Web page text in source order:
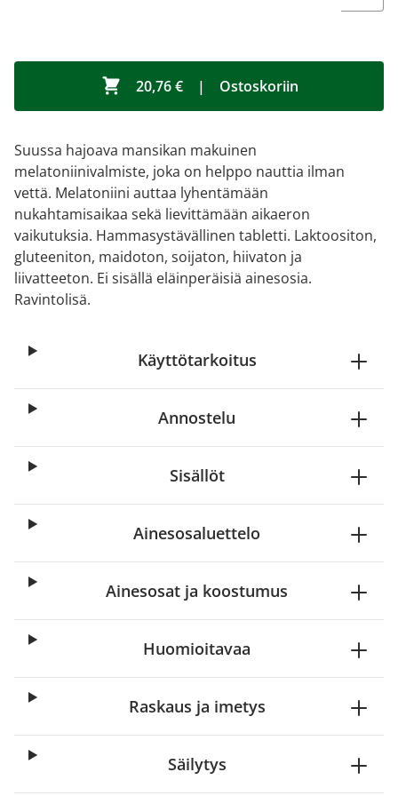
20,76 € | Ostoskoriin
Suussa hajoava mansikan makuinen
melatoniinivalmiste, joka on helppo nauttia ilman
vettä. Melatoniini auttaa lyhentämään
nukahtamisaikaa sekä lievittämään aikaeron
vaikutuksia. Hammasystävällinen tabletti. Laktoositon,
gluteeniton, maidoton, soijaton, hiivaton ja
liivatteeton. Ei sisällä eläinperäisiä ainesosia.
Ravintolisä.
Käyttötarkoitus
Annostelu
Sisällöt
Ainesosaluettelo
Ainesosat ja koostumus
Huomioitavaa
Raskaus ja imetys
Säilytys